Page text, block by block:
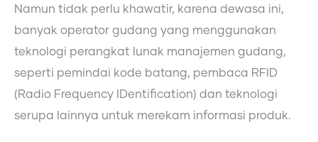
Namun tidak perlu khawatir, karena dewasa ini,
banyak operator gudang yang menggunakan
teknologi perangkat lunak manajemen gudang,
seperti pemindai kode batang, pembaca RFID
(Radio Frequency IDentification) dan teknologi
serupa lainnya untuk merekam informasi produk.